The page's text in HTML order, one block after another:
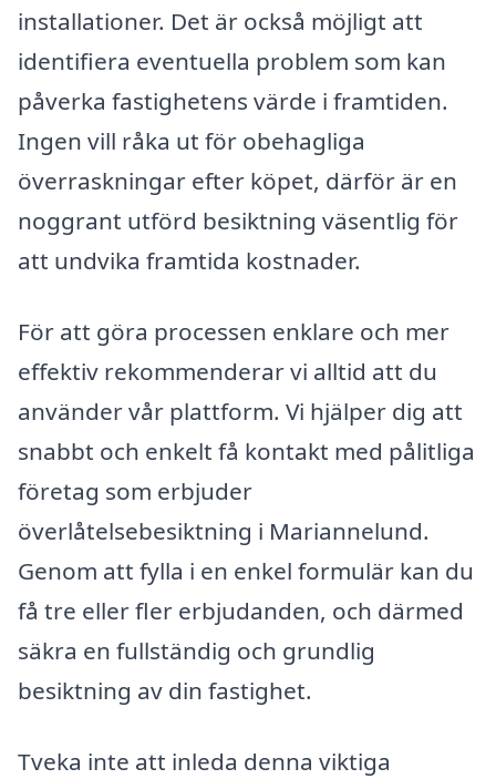
installationer. Det är också möjligt att
identifiera eventuella problem som kan
påverka fastighetens värde i framtiden.
Ingen vill råka ut för obehagliga
överraskningar efter köpet, därför är en
noggrant utförd besiktning väsentlig för
att undvika framtida kostnader.
För att göra processen enklare och mer
effektiv rekommenderar vi alltid att du
använder vår plattform. Vi hjälper dig att
snabbt och enkelt få kontakt med pålitliga
företag som erbjuder
överlåtelsebesiktning i Mariannelund.
Genom att fylla i en enkel formulär kan du
få tre eller fler erbjudanden, och därmed
säkra en fullständig och grundlig
besiktning av din fastighet.
Tveka inte att inleda denna viktiga